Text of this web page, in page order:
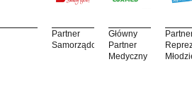
Partner
Samorządowy
Główny
Partner
Medyczny